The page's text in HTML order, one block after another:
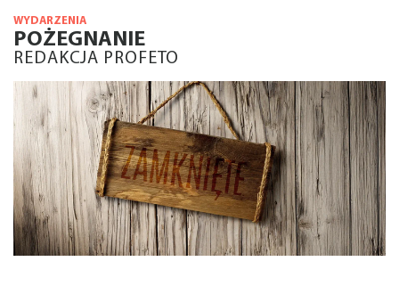
WYDARZENIA
POŻEGNANIE
REDAKCJA PROFETO